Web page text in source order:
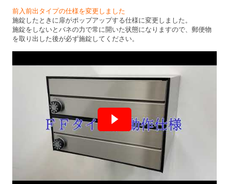
前入前出タイプの仕様を変更しました
施錠したときに扉がポップアップする仕様に変更しました。
施錠をしないとバネの力で常に開いた状態になりますので、郵便物
を取り出した後が必ず施錠してください。